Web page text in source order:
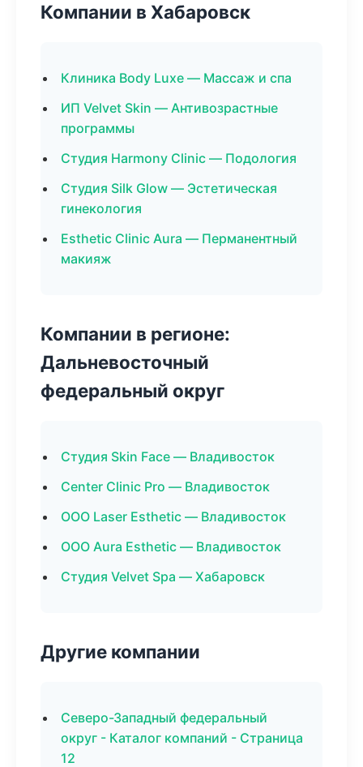
Компании в Хабаровск
Клиника Body Luxe — Массаж и спа
ИП Velvet Skin — Антивозрастные
программы
Студия Harmony Clinic — Подология
Студия Silk Glow — Эстетическая
гинекология
Esthetic Clinic Aura — Перманентный
макияж
Компании в регионе:
Дальневосточный
федеральный округ
Студия Skin Face — Владивосток
Center Clinic Pro — Владивосток
ООО Laser Esthetic — Владивосток
ООО Aura Esthetic — Владивосток
Студия Velvet Spa — Хабаровск
Другие компании
Северо-Западный федеральный
округ - Каталог компаний - Страница
12